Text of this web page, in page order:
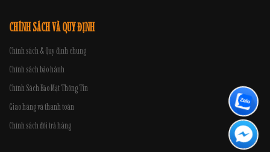
CHÍNH SÁCH VÀ QUY ĐỊNH
Chính sách & Quy định chung
Chính sách bảo hành
Chính Sách Bảo Mật Thông Tin
Giao hàng và thanh toán
Chính sách đổi trả hàng